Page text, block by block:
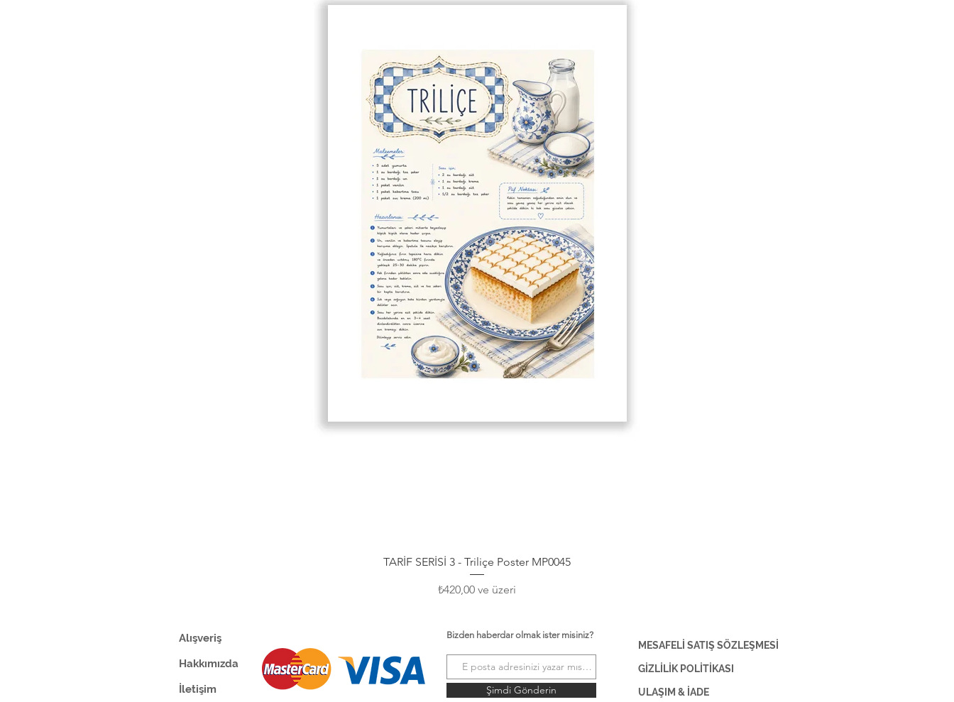
testinden geçirilmiştir ve Yüksek Çözünürlüğe sahiptir.
Hızlı Bakış
TARİF SERİSİ 3 - Triliçe Poster MP0045
₺420,00 ve üzeri
İndirimli Fiyat
Alışveriş
Hakkımızda
İletişim
Bizden haberdar olmak ister misiniz?
Şimdi Gönderin
MESAFELİ SATIŞ SÖZLEŞMESİ
GİZLİLİK POLİTİKASI
ULAŞIM & İADE